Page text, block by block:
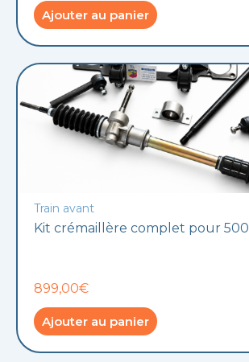
Ajouter au panier
Train avant
Kit crémaillère complet pour 500
899,00€
Ajouter au panier